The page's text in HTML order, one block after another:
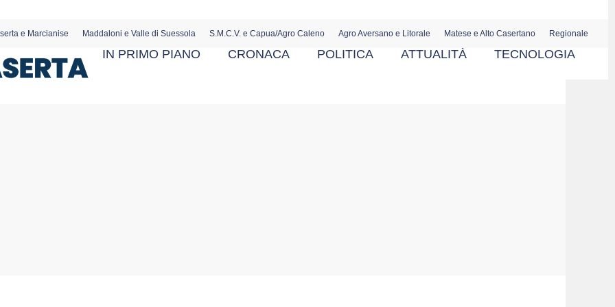
e Marcianise Maddaloni e Valle di Suessola S.M.C.V. e Capua/Agro Caleno Agro Aversano e Litorale Matese e Alto Casertano Regionale
IN PRIMO PIANO CRONACA POLITICA ATTUALITÀ TECNOLOGIA